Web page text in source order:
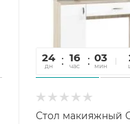
24
дн
16
час
03
мин
Стол макияжный